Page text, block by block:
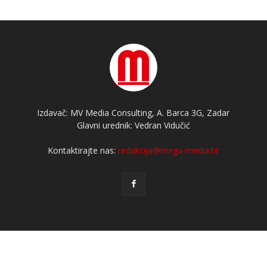
Izdavač: MV Media Consulting, A. Barca 3G, Zadar
Glavni urednik: Vedran Vidučić
Kontaktirajte nas:redakcija@mega-media.hr